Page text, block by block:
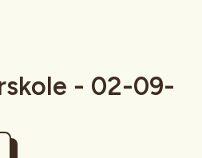
- 02-09-